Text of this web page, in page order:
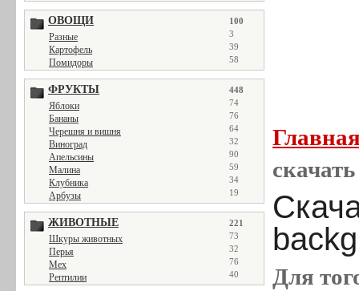
ОВОЩИ 100
Разные 3
Картофель 39
Помидоры 58
ФРУКТЫ 448
Яблоки 74
Бананы 76
Черешня и вишня 64
Виноград 32
Апельсины 90
Малина 59
Клубника 34
Арбузы 19
ЖИВОТНЫЕ 221
Шкуры животных 73
Перья 32
Мех 76
Рептилии 40
Для